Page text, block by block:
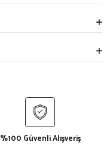
%100 Güvenli Alışveriş